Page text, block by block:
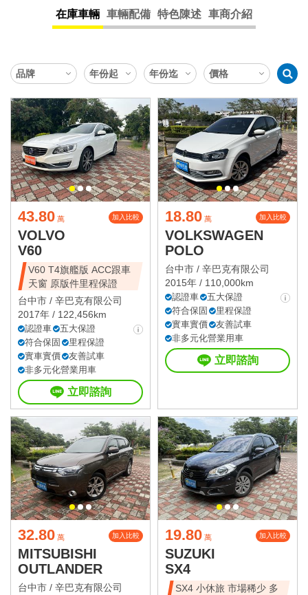
在庫車輛 車輛配備 特色陳述 車商介紹
43.80 萬 加入比較
VOLVO
V60
V60 T4旗艦版 ACC跟車
天窗 原版件里程保證
台中市 / 辛巴克有限公司
2017年 / 122,456km
認證車
五大保證
符合保固
里程保證
實車實價
友善試車
非多元化營業用車
立即諮詢
18.80 萬 加入比較
VOLKSWAGEN
POLO
台中市 / 辛巴克有限公司
2015年 / 110,000km
認證車
五大保證
符合保固
里程保證
實車實價
友善試車
非多元化營業用車
立即諮詢
32.80 萬 加入比較
MITSUBISHI
OUTLANDER
台中市 / 辛巴克有限公司
19.80 萬 加入比較
SUZUKI
SX4
SX4 小休旅 市場稀少 多